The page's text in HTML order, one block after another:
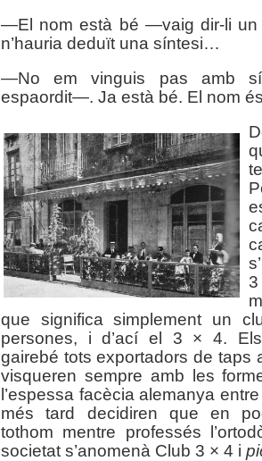
—El nom està bé —vaig dir-li
n’hauria deduït una síntesi…
—No em vinguis pas amb
espaordit—. Ja està bé. El nom
que significa simplement un
persones, i d’ací el 3 × 4.
gairebé tots exportadors de taps
visqueren sempre amb les
l’espessa facècia alemanya
més tard decidiren que en
tothom mentre professés
societat s’anomenà Club 3 × 4 i